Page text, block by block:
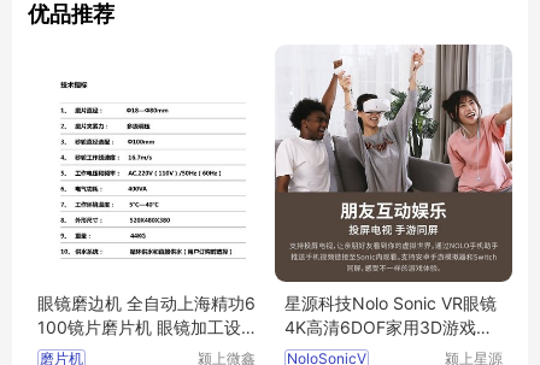
优品推荐
眼镜磨边机 全自动上海精功6
100镜片磨片机 眼镜加工设
备 配底座
磨片机
颍上微鑫
星源科技Nolo Sonic VR眼镜
4K高清6DOF家用3D游戏电
影一体机
NoloSonicV
颍上星源